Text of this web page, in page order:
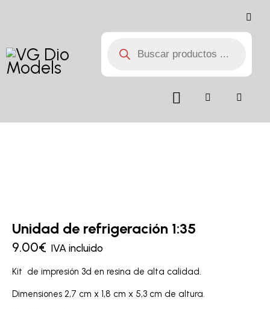
Unidad de refrigeración 1:35
9.00€ IVA incluido
Kit de impresión 3d en resina de alta calidad.
Dimensiones 2,7 cm x 1,8 cm x 5,3 cm de altura.